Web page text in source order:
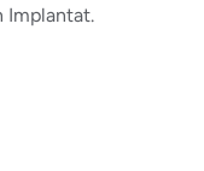
Implantat.